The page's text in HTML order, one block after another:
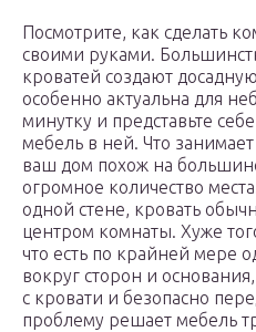
Посмотрите, как сделать
своими руками.
кроватей создают
особенно актуальна для
минутку и представьте
мебель в ней. Что
ваш дом похож на
огромное количество
одной стене, кровать
центром комнаты. Хуже
что есть по крайней мере
вокруг сторон и
с кровати и безопасно
проблему решает мебель